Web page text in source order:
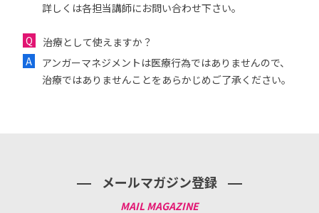
詳しくは各担当講師にお問い合わせ下さい。
治療として使えますか？
アンガーマネジメントは医療行為ではありませんので、
治療ではありませんことをあらかじめご了承ください。
メールマガジン登録